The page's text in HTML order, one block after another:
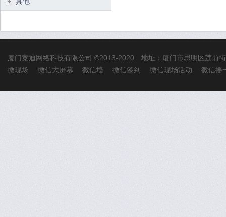
厦门竞迪网络科技有限公司 ©2013-2020 地址：厦门市思明区莲前
微现场
微信大屏幕 微信墙 微信签到 微信现场活动 微信摇